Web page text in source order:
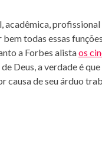
acadêmica,
todas essas
a Forbes alistaos
Deus, a verdade é
causa de seu árduo